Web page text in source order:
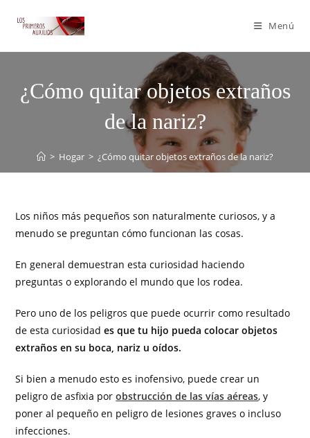
Menú
¿Cómo quitar objetos extraños
de la nariz?
> Hogar > ¿Cómo quitar objetos extraños de la nariz?
Los niños más pequeños son naturalmente curiosos, y a
menudo se preguntan cómo funcionan las cosas.
En general demuestran esta curiosidad haciendo
preguntas o explorando el mundo que los rodea.
Pero uno de los peligros que puede ocurrir como resultado
de esta curiosidades que tu hijo pueda colocar objetos
extraños en su boca, nariz u oídos.
Si bien a menudo esto es inofensivo, puede crear un
peligro de asfixia porobstrucción de las vías aéreas, y
poner al pequeño en peligro de lesiones graves o incluso
infecciones.